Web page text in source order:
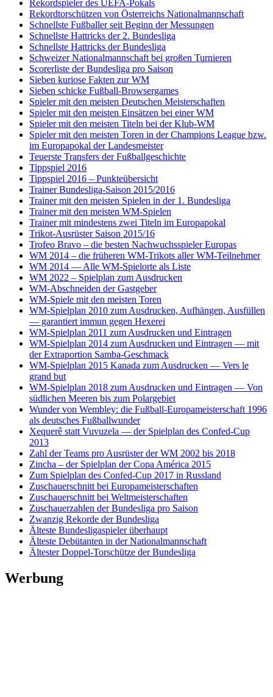
Rekordspieler des UEFA-Pokals
Rekordtorschützen von Österreichs Nationalmannschaft
Schnellste Fußballer seit Beginn der Messungen
Schnellste Hattricks der 2. Bundesliga
Schnellste Hattricks der Bundesliga
Schweizer Nationalmannschaft bei großen Turnieren
Scorerliste der Bundesliga pro Saison
Sieben kuriose Fakten zur WM
Sieben schicke Fußball-Browsergames
Spieler mit den meisten Deutschen Meisterschaften
Spieler mit den meisten Einsätzen bei einer WM
Spieler mit den meisten Titeln bei der Klub-WM
Spieler mit den meisten Toren in der Champions League bzw.
im Europapokal der Landesmeister
Teuerste Transfers der Fußballgeschichte
Tippspiel 2016
Tippspiel 2016 – Punkteübersicht
Trainer Bundesliga-Saison 2015/2016
Trainer mit den meisten Spielen in der 1. Bundesliga
Trainer mit den meisten WM-Spielen
Trainer mit mindestens zwei Titeln im Europapokal
Trikot-Ausrüster Saison 2015/16
Trofeo Bravo – die besten Nachwuchsspieler Europas
WM 2014 – die früheren WM-Trikots aller WM-Teilnehmer
WM 2014 — Alle WM-Spielorte als Liste
WM 2022 – Spielplan zum Ausdrucken
WM-Abschneiden der Gastgeber
WM-Spiele mit den meisten Toren
WM-Spielplan 2010 zum Ausdrucken, Aufhängen, Ausfüllen
— garantiert immun gegen Hexerei
WM-Spielplan 2011 zum Ausdrucken und Eintragen
WM-Spielplan 2014 zum Ausdrucken und Eintragen — mit
der Extraportion Samba-Geschmack
WM-Spielplan 2015 Kanada zum Ausdrucken — Vers le
grand but
WM-Spielplan 2018 zum Ausdrucken und Eintragen — Von
südlichen Meeren bis zum Polargebiet
Wunder von Wembley: die Fußball-Europameisterschaft 1996
als deutsches Fußballwunder
Xequerê statt Vuvuzela — der Spielplan des Confed-Cup
2013
Zahl der Teams pro Ausrüster der WM 2002 bis 2018
Zincha – der Spielplan der Copa América 2015
Zum Spielplan des Confed-Cup 2017 in Russland
Zuschauerschnitt bei Europameisterschaften
Zuschauerschnitt bei Weltmeisterschaften
Zuschauerzahlen der Bundesliga pro Saison
Zwanzig Rekorde der Bundesliga
Älteste Bundesligaspieler überhaupt
Älteste Debütanten in der Nationalmannschaft
Ältester Doppel-Torschütze der Bundesliga
Werbung